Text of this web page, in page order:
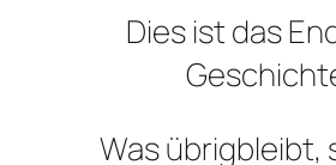
Dies ist das
Was übrigbleibt,